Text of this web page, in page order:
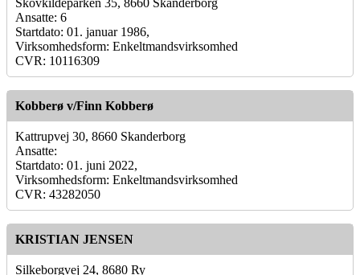
Skovkildeparken 35, 8660 Skanderborg
Ansatte: 6
Startdato: 01. januar 1986,
Virksomhedsform: Enkeltmandsvirksomhed
CVR: 10116309
Kobberø v/Finn Kobberø
Kattrupvej 30, 8660 Skanderborg
Ansatte:
Startdato: 01. juni 2022,
Virksomhedsform: Enkeltmandsvirksomhed
CVR: 43282050
KRISTIAN JENSEN
Silkeborgvej 24, 8680 Ry